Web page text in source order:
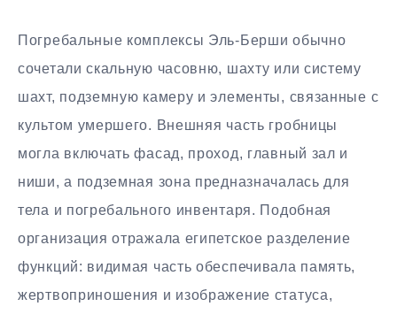
Погребальные комплексы Эль-Берши обычно
сочетали скальную часовню, шахту или систему
шахт, подземную камеру и элементы, связанные с
культом умершего. Внешняя часть гробницы
могла включать фасад, проход, главный зал и
ниши, а подземная зона предназначалась для
тела и погребального инвентаря. Подобная
организация отражала египетское разделение
функций: видимая часть обеспечивала память,
жертвоприношения и изображение статуса,